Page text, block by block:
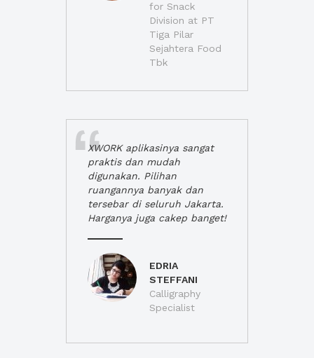
for Snack
Division at PT
Tiga Pilar
Sejahtera Food
Tbk
XWORK aplikasinya sangat
praktis dan mudah
digunakan. Pilihan
ruangannya banyak dan
tersebar di seluruh Jakarta.
Harganya juga cakep banget!
EDRIA
STEFFANI
Calligraphy
Specialist